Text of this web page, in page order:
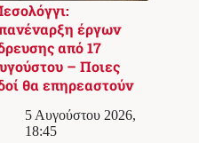
έργων
από 17
– Ποιες
θα επηρεαστούν
5 Αυγούστου 2026,
18:45